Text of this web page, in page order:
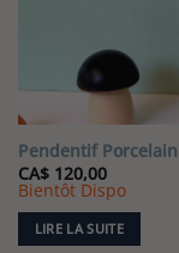
Pendentif
CA$120,00
Bientôt Dispo
LIRE LA SUITE